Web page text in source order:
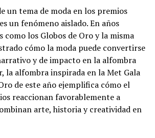
un tema de moda en los premios
un fenómeno aislado. En años
como los Globos de Oro y la misma
cómo la moda puede convertirse
y de impacto en la alfombra
la alfombra inspirada en la Met Gala
de este año ejemplifica cómo el
reaccionan favorablemente a
arte, historia y creatividad en